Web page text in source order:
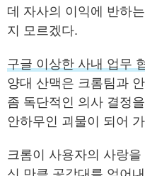
데 자사의 이익에 반하
지 모르겠다.
구글 이상한 사내 업무
양대 산맥은 크롬팀과
좀 독단적인 의사 결정
안하무인 괴물이 되어
크롬이 사용자의 사랑